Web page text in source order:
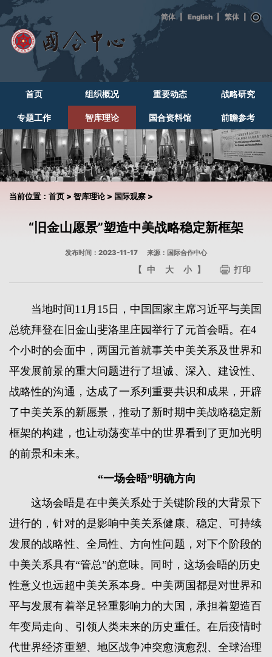
| English
首页 组织概况 重要动态 战略研究
专题工作 智库理论 国合资料馆 前瞻参考
当前位置： 首页 > 智库理论> 国际观察 >
“旧金山愿景”塑造中美战略稳定新框架
发布时间：2023-11-17 来源：国际合作中心
【 中 大 小 】 打印
当地时间11月15日，中国国家主席习近平与美国
总统拜登在旧金山斐洛里庄园举行了元首会晤。在4
个小时的会面中，两国元首就事关中美关系及世界和
平发展前景的重大问题进行了坦诚、深入、建设性、
战略性的沟通，达成了一系列重要共识和成果，开辟
了中美关系的新愿景，推动了新时期中美战略稳定新
框架的构建，也让动荡变革中的世界看到了更加光明
的前景和未来。
“一场会晤”明确方向
这场会晤是在中美关系处于关键阶段的大背景下
进行的，针对的是影响中美关系健康、稳定、可持续
发展的战略性、全局性、方向性问题，对下个阶段的
中美关系具有“管总”的意味。同时，这场会晤的历史
性意义也远超中美关系本身。中美两国都是对世界和
平与发展有着举足轻重影响力的大国，承担着塑造百
年变局走向、引领人类未来的历史重任。在后疫情时
代世界经济重塑、地区战争冲突愈演愈烈、全球治理